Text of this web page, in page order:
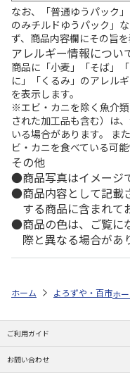
なお、「普通ゆうパック
のみチルドゆうパック」
ず、商品内容欄にその旨を
アレルギー情報につい
商品に「小麦」「そば」
に」「くるみ」のアレル
を表示します。
※エビ・カニを除く魚介
された加工品も含む）は
いる場合があります。 ま
ビ・カニを食べている可能
その他
商品写真はイメージ
商品内容として記載
する商品に含まれて
商品の色は、ご覧に
際と異なる場合があ
ホーム よろずや・百市ホ
ご利用ガイド
お問い合わせ